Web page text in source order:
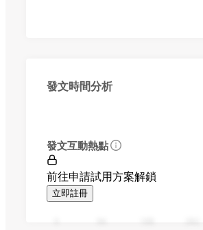
發文時間分析
發文互動熱點
前往申請試用方案解鎖
立即註冊